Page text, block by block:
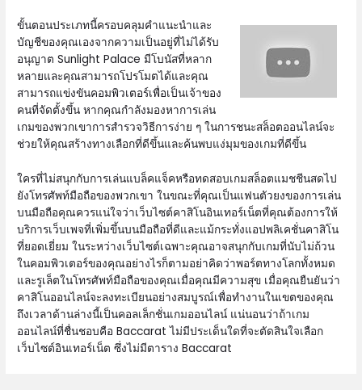
ขั้นตอนประเภทนี้ครอบคลุมคำแนะนำและ
บัญชีของคุณเองจากความเป็นอยู่ที่ไม่ได้รับ
อนุญาต Sunlight Palace มีโบนัสที่หลาก
หลายและคุณสามารถโปรโมตได้และคุณ
สามารถแข่งขันคอมพิวเตอร์เพื่อเป็นเจ้าของ
คนที่จัดตั้งขึ้น หากคุณกำลังมองหาการเล่น
เกมของพวกเขาการสำรวจวิธีการง่าย ๆ ในการชนะสล็อตออนไลน์จะ
ช่วยให้คุณสร้างทางเลือกที่ดีขึ้นและค้นพบแง่มุมของเกมที่ดีขึ้น
ใครที่ไม่สนุกกับการเล่นแบล็คแจ็คหรือทดสอบเกมสล็อตแมชชีนสดไป
ยังโทรศัพท์มือถือของพวกเขา ในขณะที่คุณเป็นแฟนตัวยงของการเล่น
บนมือถือคุณควรแน่ใจว่าเว็บไซต์คาสิโนอินเทอร์เน็ตที่คุณต้องการให้
บริการเว็บเพจที่เพิ่มขึ้นบนมือถือที่ดีและแม้กระทั่งแอปพลิเคชั่นคาสิโน
ที่ยอดเยี่ยม ในระหว่างเว็บไซต์เฉพาะคุณอาจสนุกกับเกมที่นับไม่ถ้วน
ในคอมพิวเตอร์ของคุณอย่างไรก็ตามอย่าคิดว่าพอร์ตทางโลกทั้งหมด
และรูเล็ตในโทรศัพท์มือถือของคุณเมื่อคุณมีความสุข เมื่อคุณยืนยันว่า
คาสิโนออนไลน์จะลงทะเบียนอย่างสมบูรณ์เพื่อทำงานในเขตของคุณ
ถึงเวลาด้านล่างนี้เป็นคอลเล็กชั่นเกมออนไลน์ แน่นอนว่าถ้าเกม
ออนไลน์ที่ชื่นชอบคือ Baccarat ไม่มีประเด็นใดที่จะตัดสินใจเลือก
เว็บไซต์อินเทอร์เน็ต ซึ่งไม่มีตาราง Baccarat